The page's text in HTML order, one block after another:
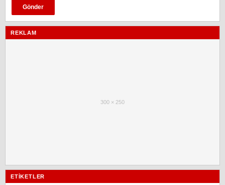
REKLAM
300 × 250
ETIKETLER